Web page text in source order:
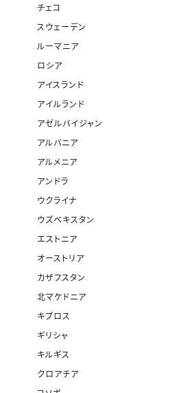
チェコ
スウェーデン
ルーマニア
ロシア
アイスランド
アイルランド
アゼルバイジャン
アルバニア
アルメニア
アンドラ
ウクライナ
ウズベキスタン
エストニア
オーストリア
カザフスタン
北マケドニア
キプロス
ギリシャ
キルギス
クロアチア